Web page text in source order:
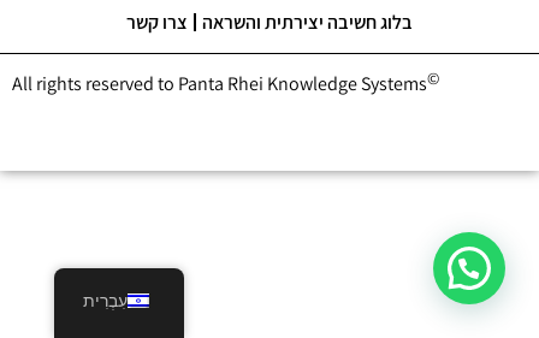
בלוג חשיבה יצירתית והשראה
צרו קשר
All rights reserved to Panta Rhei Knowledge Systems©
עִבְרִית